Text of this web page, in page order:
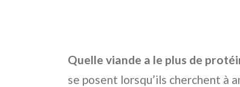
Quelle viande a le plus de
se posent lorsqu’ils cherchent à